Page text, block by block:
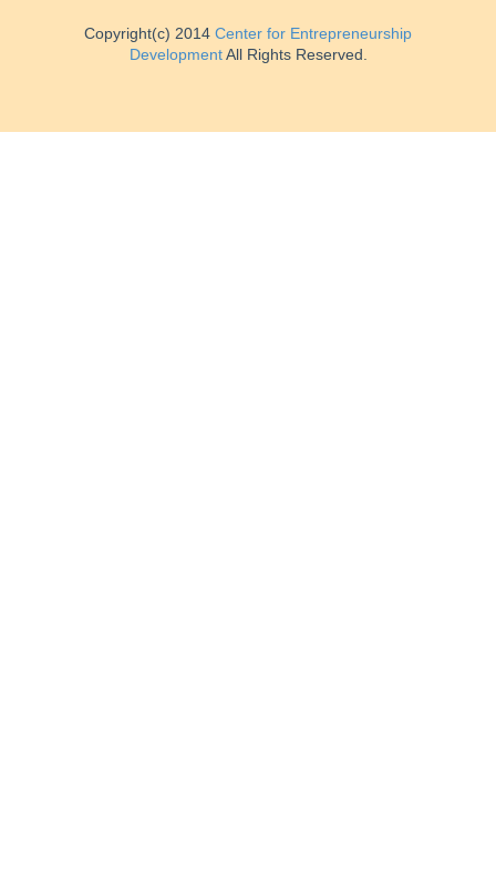
Copyright(c) 2014 Center for Entrepreneurship
DevelopmentAll Rights Reserved.